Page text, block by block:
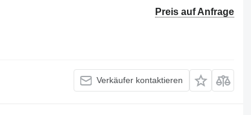
Preis auf Anfrage
Verkäufer kontaktieren